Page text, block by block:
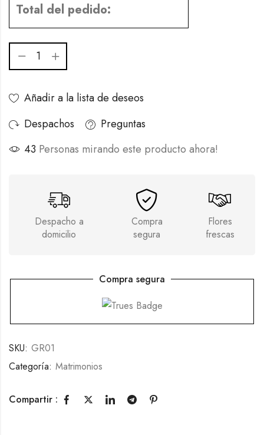
Total del pedido:
Añadir a la lista de deseos
Despachos
Preguntas
43 Personas mirando este producto ahora!
Despacho a
domicilio
Compra
segura
Flores
frescas
Compra segura
SKU: GR01
Categoría: Matrimonios
Compartir :